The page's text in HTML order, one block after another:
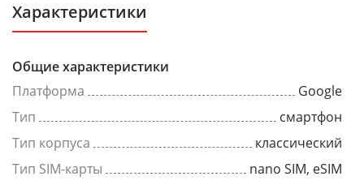
Характеристики
Общие характеристики
Платформа
Google
Тип
смартфон
Тип корпуса
классический
Тип SIM-карты
nano SIM, eSIM